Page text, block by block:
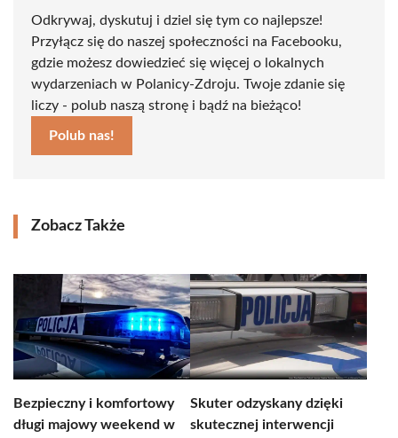
Odkrywaj, dyskutuj i dziel się tym co najlepsze!
Przyłącz się do naszej społeczności na Facebooku,
gdzie możesz dowiedzieć się więcej o lokalnych
wydarzeniach w Polanicy-Zdroju. Twoje zdanie się
liczy - polub naszą stronę i bądź na bieżąco!
Polub nas!
Zobacz Także
Bezpieczny i komfortowy
długi majowy weekend w
Skuter odzyskany dzięki
skutecznej interwencji